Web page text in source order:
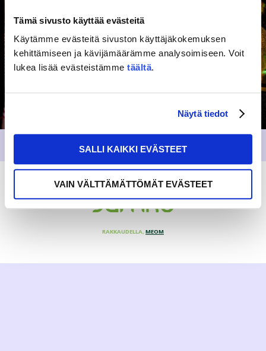
Tämä sivusto käyttää evästeitä
Käytämme evästeitä sivuston käyttäjäkokemuksen
kehittämiseen ja kävijämäärämme analysoimiseen. Voit
lukea lisää evästeistämme täältä.
Näytä tiedot
SALLI KAIKKI EVÄSTEET
VAIN VÄLTTÄMÄTTÖMÄT EVÄSTEET
RAKKAUDELLA, MEOM